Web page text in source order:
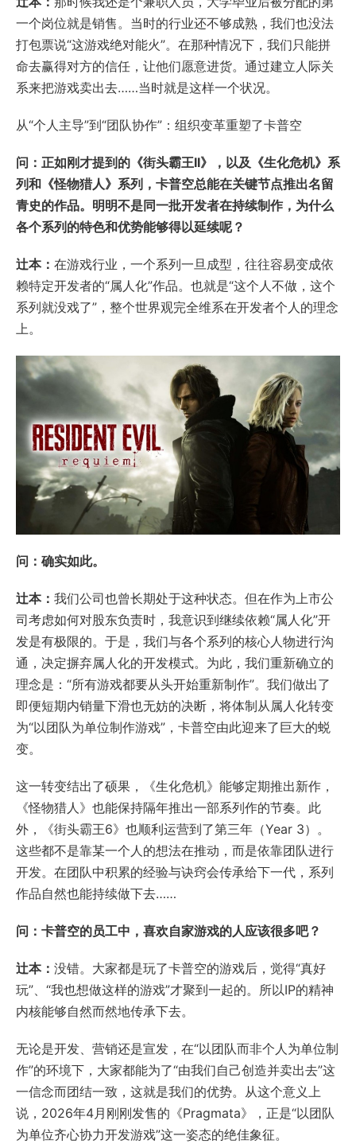
一个岗位就是销售。当时的行业还不够成熟，我们也没法
打包票说“这游戏绝对能火”。在那种情况下，我们只能拼
命去赢得对方的信任，让他们愿意进货。通过建立人际关
系来把游戏卖出去……当时就是这样一个状况。
从“个人主导”到“团队协作”：组织变革重塑了卡普空
问：正如刚才提到的《街头霸王II》，以及《生化危机》系
列和《怪物猎人》系列，卡普空总能在关键节点推出名留
青史的作品。明明不是同一批开发者在持续制作，为什么
各个系列的特色和优势能够得以延续呢？
辻本： 在游戏行业，一个系列一旦成型，往往容易变成依
赖特定开发者的“属人化”作品。也就是“这个人不做，这个
系列就没戏了”，整个世界观完全维系在开发者个人的理念
上。
问：确实如此。
辻本： 我们公司也曾长期处于这种状态。但在作为上市公
司考虑如何对股东负责时，我意识到继续依赖“属人化”开
发是有极限的。于是，我们与各个系列的核心人物进行沟
通，决定摒弃属人化的开发模式。为此，我们重新确立的
理念是：“所有游戏都要从头开始重新制作”。我们做出了
即便短期内销量下滑也无妨的决断，将体制从属人化转变
为“以团队为单位制作游戏”，卡普空由此迎来了巨大的蜕
变。
这一转变结出了硕果，《生化危机》能够定期推出新作，
《怪物猎人》也能保持隔年推出一部系列作的节奏。此
外，《街头霸王6》也顺利运营到了第三年（Year 3）。
这些都不是靠某一个人的想法在推动，而是依靠团队进行
开发。在团队中积累的经验与诀窍会传承给下一代，系列
作品自然也能持续做下去……
问：卡普空的员工中，喜欢自家游戏的人应该很多吧？
辻本： 没错。大家都是玩了卡普空的游戏后，觉得“真好
玩”、“我也想做这样的游戏”才聚到一起的。所以IP的精神
内核能够自然而然地传承下去。
无论是开发、营销还是宣发，在“以团队而非个人为单位制
作”的环境下，大家都能为了“由我们自己创造并卖出去”这
一信念而团结一致，这就是我们的优势。从这个意义上
说，2026年4月刚刚发售的《Pragmata》，正是“以团队
为单位齐心协力开发游戏”这一姿态的绝佳象征。